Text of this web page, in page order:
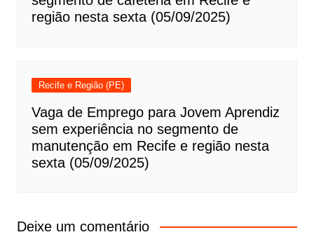
região nesta sexta (05/09/2025)
Recife e Região (PE)
Vaga de Emprego para Jovem Aprendiz
sem experiência no segmento de
manutenção em Recife e região nesta
sexta (05/09/2025)
Deixe um comentário